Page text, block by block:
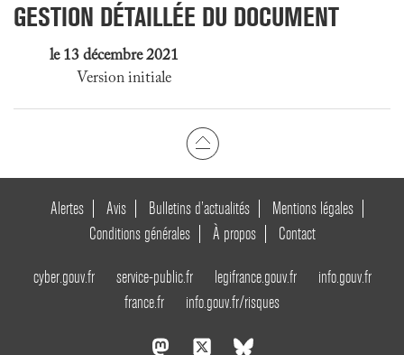
GESTION DÉTAILLÉE DU DOCUMENT
le 13 décembre 2021
Version initiale
Alertes Avis Bulletins d’actualités
Mentions légales
Conditions générales
À propos Contact
cyber.gouv.fr service-public.fr legifrance.gouv.fr
info.gouv.fr
france.fr
info.gouv.fr/risques